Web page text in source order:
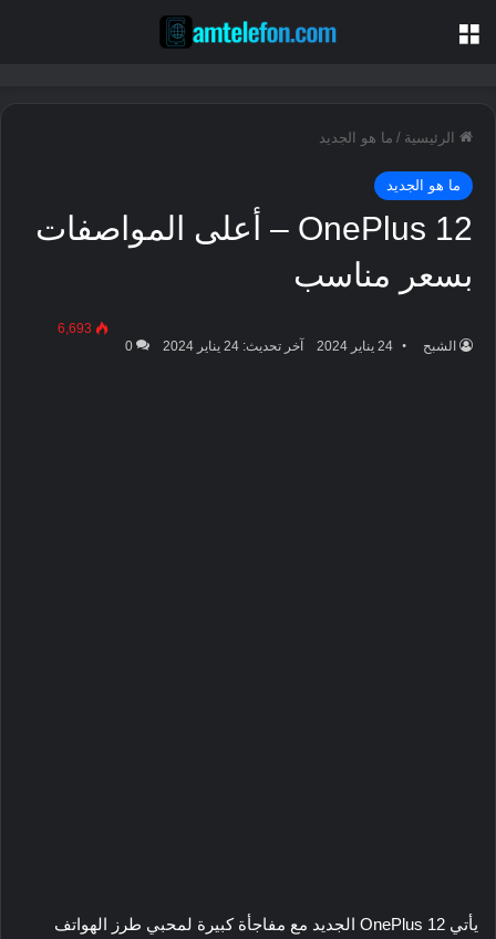
الرئيسية / ما هو الجديد
ما هو الجديد
OnePlus 12 – أعلى المواصفات
بسعر مناسب
الشبح 24 يناير 2024 آخر تحديث: 24 يناير 2024 0
6,693
يأتي OnePlus 12 الجديد مع مفاجأة كبيرة لمحبي طرز الهواتف